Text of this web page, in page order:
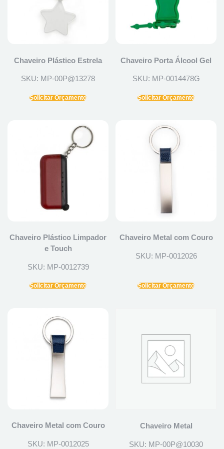
Chaveiro Plástico Estrela
SKU: MP-00P@13278
Solicitar Orçamento
Chaveiro Porta Álcool Gel
SKU: MP-0014478G
Solicitar Orçamento
Chaveiro Plástico Limpador
e Touch
SKU: MP-0012739
Solicitar Orçamento
Chaveiro Metal com Couro
SKU: MP-0012026
Solicitar Orçamento
Chaveiro Metal com Couro
SKU: MP-0012025
Chaveiro Metal
SKU: MP-00P@10030